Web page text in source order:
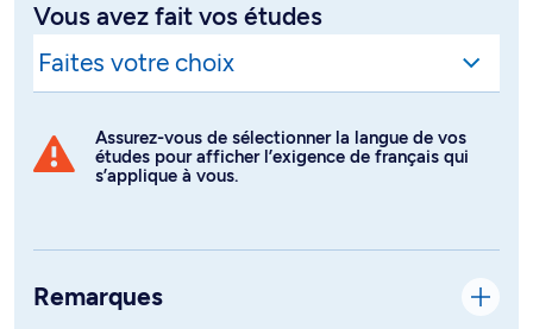
Vous avez fait vos études
Assurez-vous de sélectionner la langue de vos
études pour afficher l’exigence de français qui
s’applique à vous.
Remarques